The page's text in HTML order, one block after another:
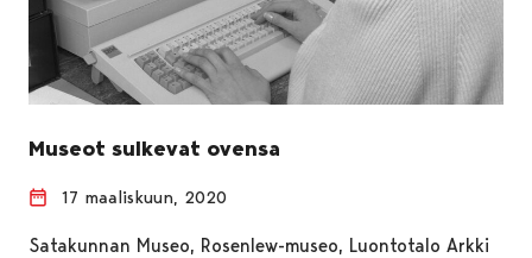
Museot sulkevat ovensa
17 maaliskuun, 2020
Satakunnan Museo, Rosenlew-museo, Luontotalo Arkki